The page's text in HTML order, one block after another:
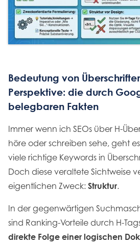
Bedeutung von
Perspektive: die durch
belegbaren Fakten
Immer wenn ich SEOs über H-
höre oder schreiben sehe, geht
viele richtige Keywords in
Doch diese veraltete Sichtweise
eigentlichen Zweck: Struktur.
In der gegenwärtigen
sind Ranking-Vorteile durch H-
direkte Folge einer logischen